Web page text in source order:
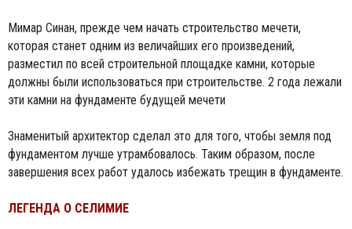
Мимар Синан, прежде чем начать строительство мечети,
которая станет одним из величайших его произведений,
разместил по всей строительной площадке камни, которые
должны были использоваться при строительстве. 2 года лежали
эти камни на фундаменте будущей мечети
Знаменитый архитектор сделал это для того, чтобы земля под
фундаментом лучше утрамбовалось. Таким образом, после
завершения всех работ удалось избежать трещин в фундаменте.
ЛЕГЕНДА О СЕЛИМИЕ